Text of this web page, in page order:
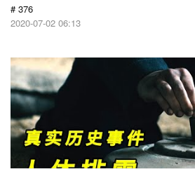
# 376
2020-07-02 06:13